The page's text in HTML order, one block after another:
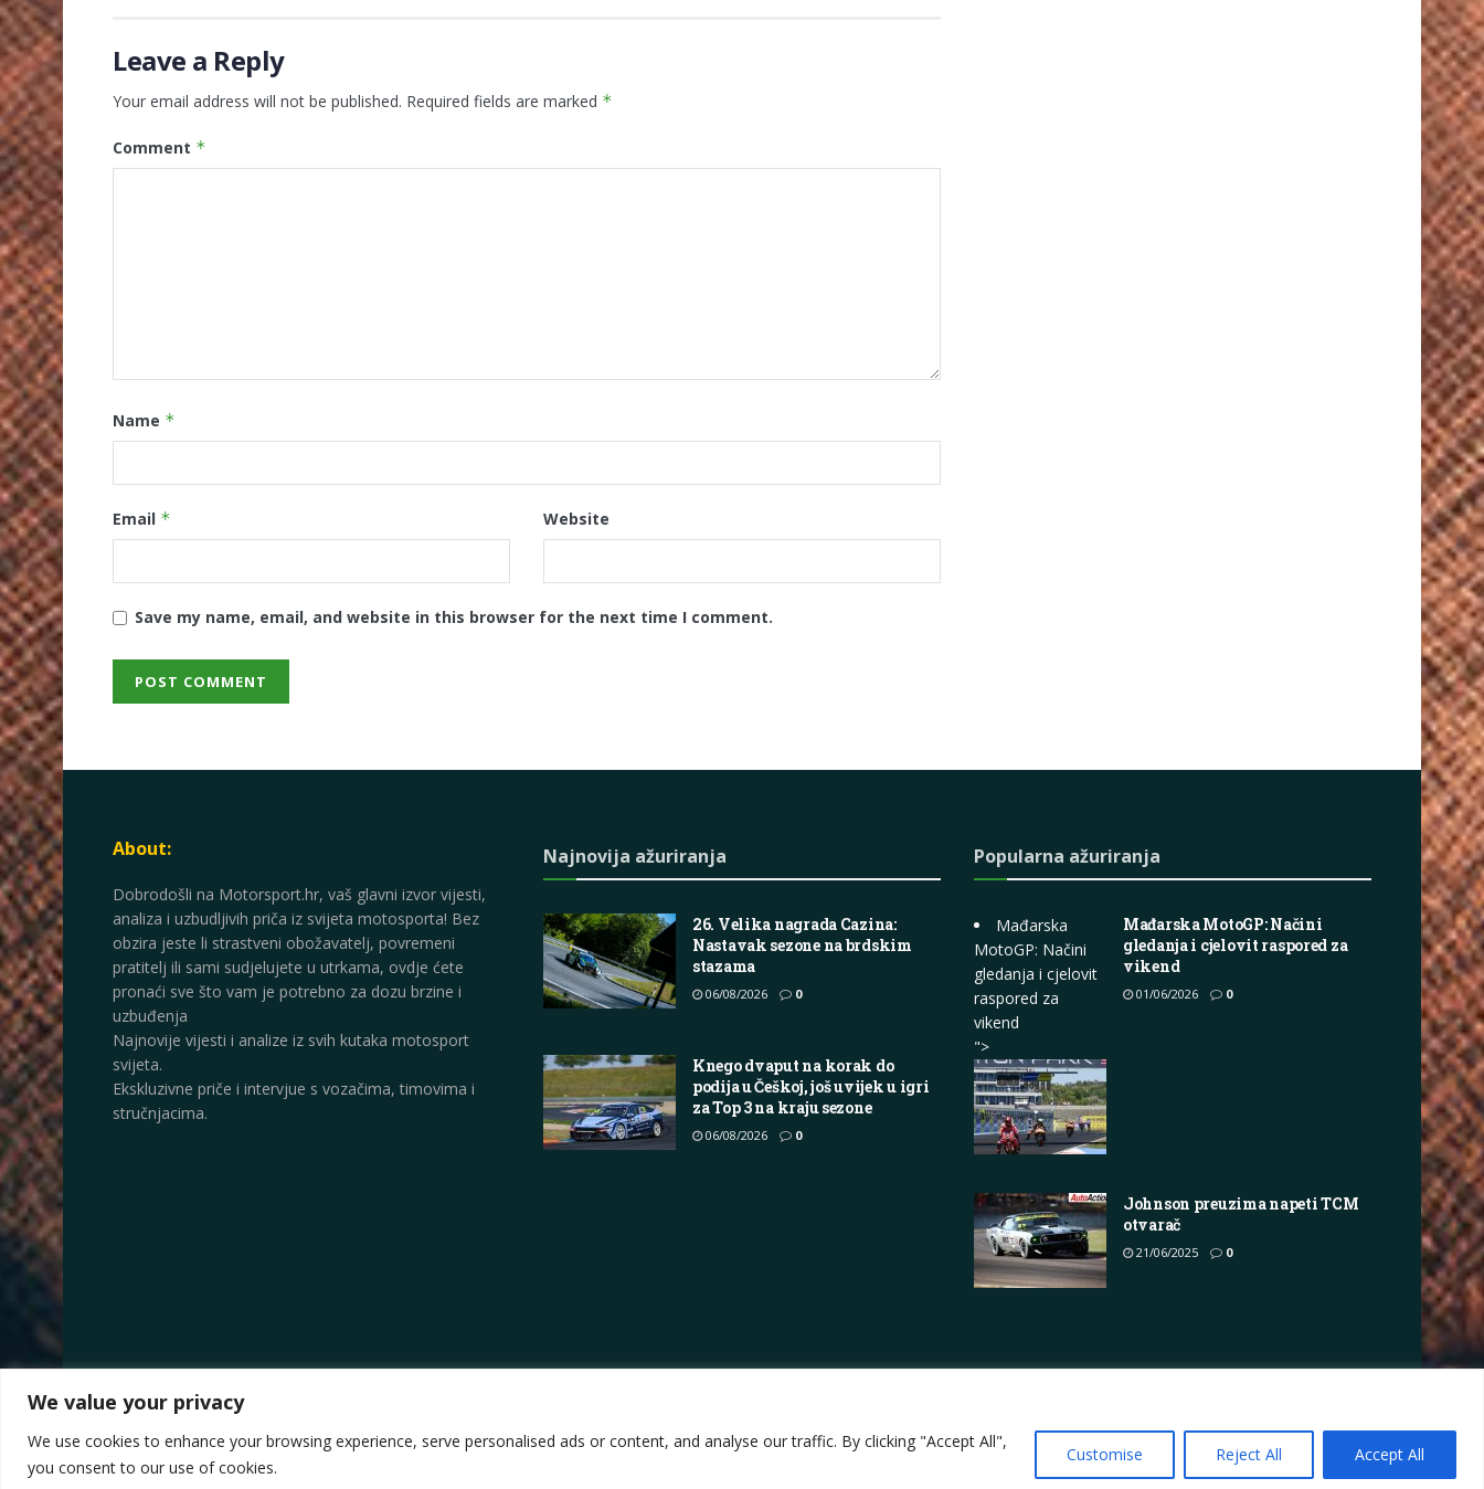
We value your privacy
We use cookies to enhance your browsing experience, serve personalised ads or content, and analyse our traffic. By clicking "Accept All",
you consent to our use of cookies.
Customise Reject All Accept All
Leave a Reply
Your email address will not be published. Required fields are marked *
Comment *
Name *
Email * Website
Save my name, email, and website in this browser for the next time I comment.
About:
Dobrodošli na Motorsport.hr, vaš glavni izvor vijesti,
analiza i uzbudljivih priča iz svijeta motosporta! Bez
obzira jeste li strastveni obožavatelj, povremeni
pratitelj ili sami sudjelujete u utrkama, ovdje ćete
pronaći sve što vam je potrebno za dozu brzine i
uzbuđenja
Najnovije vijesti i analize iz svih kutaka motosport
svijeta.
Ekskluzivne priče i intervjue s vozačima, timovima i
stručnjacima.
Najnovija ažuriranja
26. Velika nagrada Cazina:
Nastavak sezone na brdskim
stazama
06/08/2026 0
Knego dvaput na korak do
podija u Češkoj, još uvijek u igri
za Top 3 na kraju sezone
06/08/2026 0
Popularna ažuriranja
Mađarska
MotoGP: Načini
gledanja i cjelovit
raspored za
vikend
">
Mađarska MotoGP: Načini
gledanja i cjelovit raspored za
vikend
01/06/2026 0
Johnson preuzima napeti TCM
otvarač
21/06/2025 0
Privacy Policy Terms Marketing i oglašavanje